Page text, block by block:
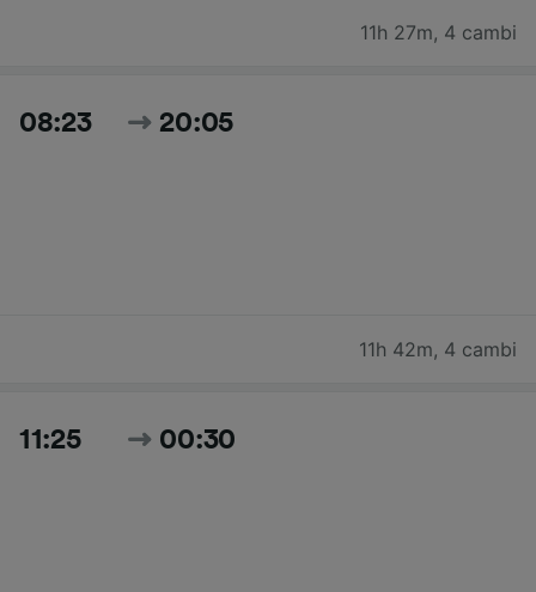
11h 27m, 4 cambi
08:23 20:05
11h 42m, 4 cambi
11:25 00:30